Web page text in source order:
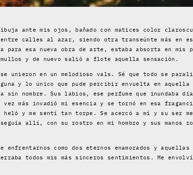
ante mis ojos, bañado con matices color
calles al azar, siendo otra transeúnte más en
esa nueva obra de arte, estaba absorta en mis
y de nuevo salió a flote aquella sensación.
unieron en un melodioso vals. Sé que todo se
y lo único que pude percibir envuelta en
nombre. Sus labios, ese perfume que inundaba
vez más invadió mi esencia y se tornó en esa
y me sentí tan torpe. Se acercó a mí y su ser
allí, con su rostro en mi hombro y sus manos
como dos eternos enamorados y
todos mis más sinceros sentimientos. Me